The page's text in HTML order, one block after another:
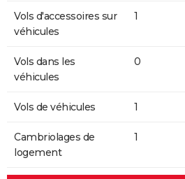
Vols d'accessoires sur
véhicules
1
Vols dans les
véhicules
0
Vols de véhicules 1
Cambriolages de
logement
1